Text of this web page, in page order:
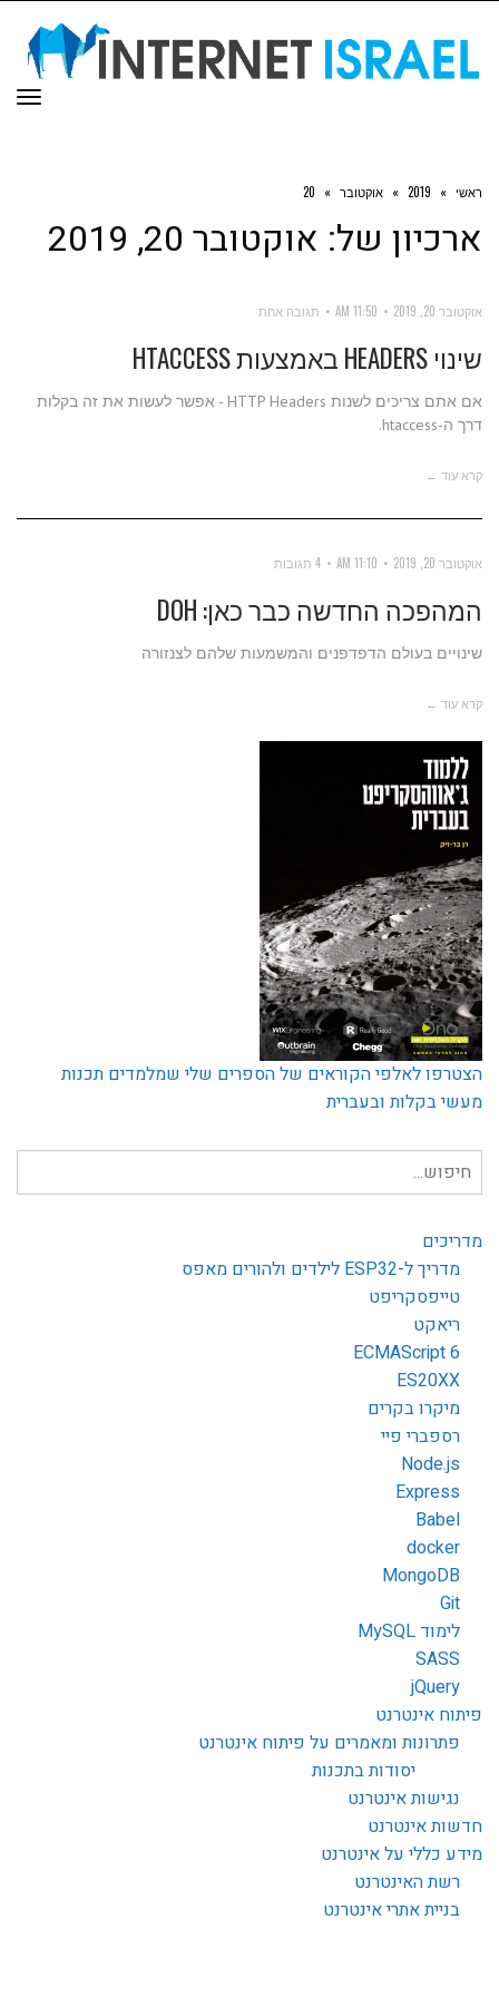
ראשי »
2019
» אוקטובר »
20
ארכיון של: אוקטובר 20, 2019
אוקטובר 20, 2019 11:50 AM תגובה אחת
שינוי HEADERS באמצעות HTACCESS
אם אתם צריכים לשנות HTTP Headers - אפשר לעשות את זה בקלות
דרך ה-htaccess.
קרא עוד ←
אוקטובר 20, 2019 11:10 AM 4 תגובות
המהפכה החדשה כבר כאן: DOH
שינויים בעולם הדפדפנים והמשמעות שלהם לצנזורה
קרא עוד ←
הצטרפו לאלפי הקוראים של הספרים שלי שמלמדים תכנות
מעשי בקלות ובעברית
חיפוש
עבור:
מדריכים
מדריך ל-ESP32 לילדים ולהורים מאפס
טייפסקריפט
ריאקט
ECMAScript 6
ES20XX
מיקרו בקרים
רספברי פיי
Node.js
Express
Babel
docker
MongoDB
Git
לימוד MySQL
SASS
jQuery
פיתוח אינטרנט
פתרונות ומאמרים על פיתוח אינטרנט
יסודות בתכנות
נגישות אינטרנט
חדשות אינטרנט
מידע כללי על אינטרנט
רשת האינטרנט
בניית אתרי אינטרנט